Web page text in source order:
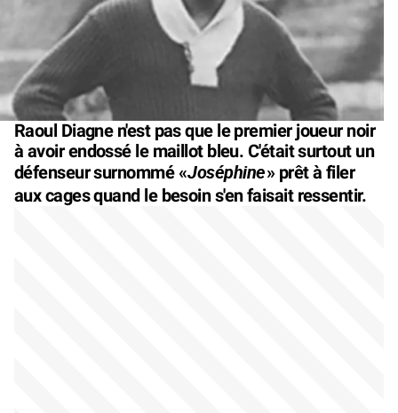
Raoul Diagne n'est pas que le premier joueur noir
à avoir endossé le maillot bleu. C'était surtout un
défenseur surnommé «Joséphine» prêt à filer
aux cages quand le besoin s'en faisait ressentir.